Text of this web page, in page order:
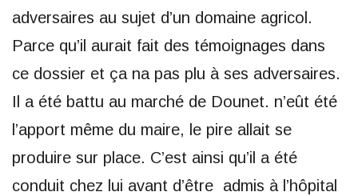
adversaires au sujet d’un domaine agricol.
Parce qu’il aurait fait des témoignages dans
ce dossier et ça na pas plu à ses adversaires.
Il a été battu au marché de Dounet. n’eût été
l’apport même du maire, le pire allait se
produire sur place. C’est ainsi qu’il a été
conduit chez lui avant d’être admis à l’hôpital